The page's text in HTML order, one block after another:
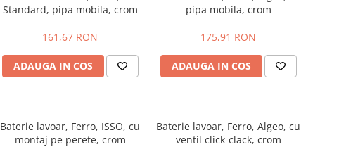
Standard, pipa mobila, crom
161,67 RON
ADAUGA IN COS
pipa mobila, crom
175,91 RON
ADAUGA IN COS
Baterie lavoar, Ferro, ISSO, cu
montaj pe perete, crom
Baterie lavoar, Ferro, Algeo, cu
ventil click-clack, crom